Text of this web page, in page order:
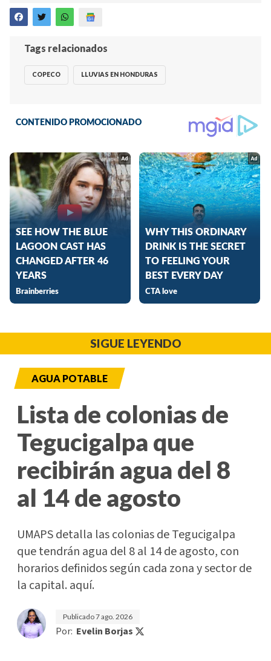
Tags relacionados
COPECO LLUVIAS EN HONDURAS
SIGUE LEYENDO
AGUA POTABLE
Lista de colonias de
Tegucigalpa que
recibirán agua del 8
al 14 de agosto
UMAPS detalla las colonias de Tegucigalpa
que tendrán agua del 8 al 14 de agosto, con
horarios definidos según cada zona y sector de
la capital. aquí.
Publicado7 ago. 2026
Por: Evelin Borjas